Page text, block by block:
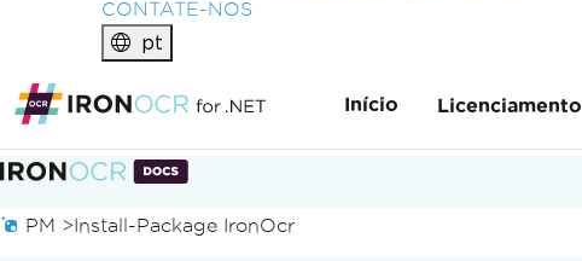
CONTATE-NOS
pt
Início Licenciamento
Ir para o conteúdo do rodapé
PM >Install-Package IronOcr